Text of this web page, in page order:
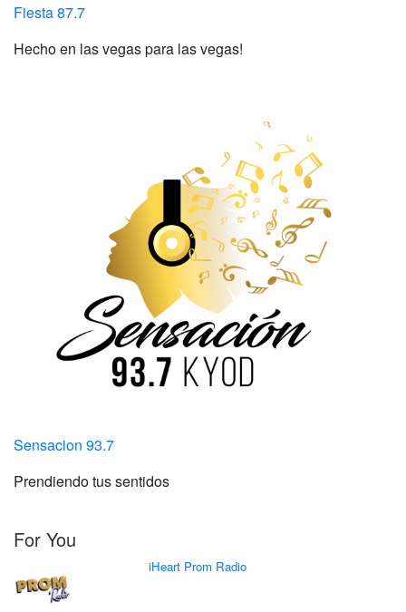
Fiesta 87.7
Hecho en las vegas para las vegas!
Sensacion 93.7
Prendiendo tus sentidos
For You
iHeart Prom Radio